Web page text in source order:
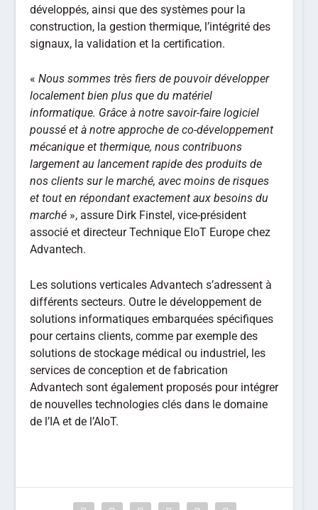
développés, ainsi que des systèmes pour la
construction, la gestion thermique, l’intégrité des
signaux, la validation et la certification.
«Nous sommes très fiers de pouvoir développer
localement bien plus que du matériel
informatique. Grâce à notre savoir-faire logiciel
poussé et à notre approche de co-développement
mécanique et thermique, nous contribuons
largement au lancement rapide des produits de
nos clients sur le marché, avec moins de risques
et tout en répondant exactement aux besoins du
marché », assure Dirk Finstel, vice-président
associé et directeur Technique EIoT Europe chez
Advantech.
Les solutions verticales Advantech s’adressent à
différents secteurs. Outre le développement de
solutions informatiques embarquées spécifiques
pour certains clients, comme par exemple des
solutions de stockage médical ou industriel, les
services de conception et de fabrication
Advantech sont également proposés pour intégrer
de nouvelles technologies clés dans le domaine
de l’IA et de l’AIoT.